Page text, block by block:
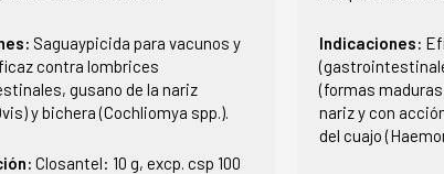
Saguaypicida para vacunos y
contra lombrices
gusano de la nariz
y bichera (Cochliomya spp.).
Closantel: 10 g, excp. csp 100
Indicaciones:
(formas
nariz y con
del cuajo